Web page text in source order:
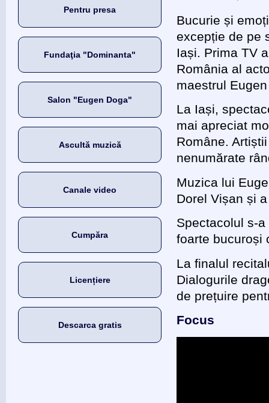
Pentru presa
Fundaţia "Dominanta"
Salon "Eugen Doga"
Ascultă muzică
Canale video
Cumpăra
Licențiere
Descarca gratis
Bucurie și
excepție de pe
Iași. Prima TV
România al
maestrul
La Iași,
mai apreciat
Române.
nenumărate
Muzica lui
Dorel Vișan și
Spectacolul s-
foarte bucuroși
La finalul
Dialogurile
de prețuire
Focus